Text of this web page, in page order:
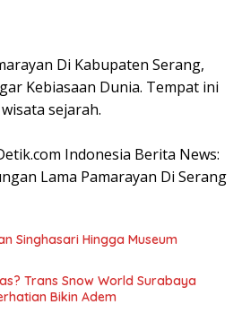
Di Kabupaten Serang,
Kebiasaan Dunia. Tempat ini
sejarah.
Indonesia Berita News:
Lama Pamarayan Di Serang
Singhasari Hingga Museum
Trans Snow World Surabaya
Bikin Adem